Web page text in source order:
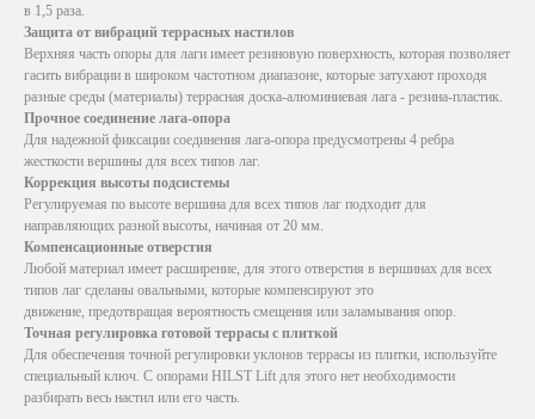
в 1,5 раза.
Защита от вибраций террасных настилов
Верхняя часть опоры для лаги имеет резиновую поверхность, которая позволяет
гасить вибрации в широком частотном диапазоне, которые затухают проходя
разные среды (материалы) террасная доска-алюминиевая лага - резина-пластик.
Прочное соединение лага-опора
Для надежной фиксации соединения лага-опора предусмотрены 4 ребра
жесткости вершины для всех типов лаг.
Коррекция высоты подсистемы
Регулируемая по высоте вершина для всех типов лаг подходит для
направляющих разной высоты, начиная от 20 мм.
Компенсационные отверстия
Любой материал имеет расширение, для этого отверстия в вершинах для всех
типов лаг сделаны овальными, которые компенсируют это
движение, предотвращая вероятность смещения или заламывания опор.
Точная регулировка готовой террасы с плиткой
Для обеспечения точной регулировки уклонов террасы из плитки, используйте
специальный ключ. С опорами HILST Lift для этого нет необходимости
разбирать весь настил или его часть.